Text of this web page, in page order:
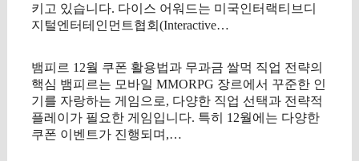
키고 있습니다. 다이스 어워드는 미국인터랙티브디
지털엔터테인먼트협회(Interactive…
뱀피르 12월 쿠폰 활용법과 무과금 쌀먹 직업 전략의
핵심 뱀피르는 모바일 MMORPG 장르에서 꾸준한 인
기를 자랑하는 게임으로, 다양한 직업 선택과 전략적
플레이가 필요한 게임입니다. 특히 12월에는 다양한
쿠폰 이벤트가 진행되며,…